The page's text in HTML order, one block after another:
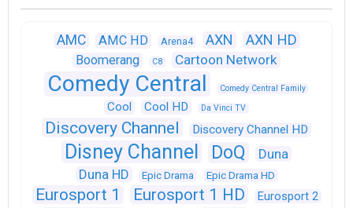
AMC AMC HD Arena4 AXN AXN HD
Boomerang C8 Cartoon Network
Comedy Central Comedy Central Family
Cool Cool HD Da Vinci TV
Discovery Channel Discovery Channel HD
Disney Channel DoQ
Duna
Duna HD
Epic Drama Epic Drama HD
Eurosport 1 Eurosport 1 HD
Eurosport 2